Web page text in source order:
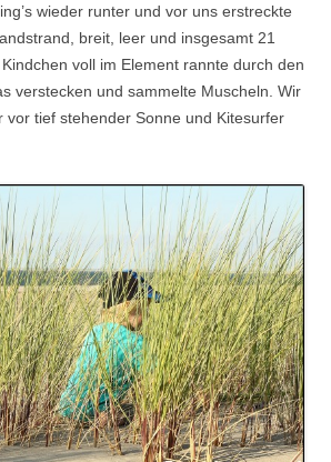
wieder runter und vor uns erstreckte
breit, leer und insgesamt 21
voll im Element rannte durch den
verstecken und sammelte Muscheln. Wir
vor tief stehender Sonne und Kitesurfer